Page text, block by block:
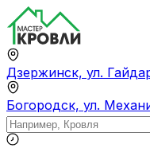
Дзержинск, ул.
Богородск, ул.